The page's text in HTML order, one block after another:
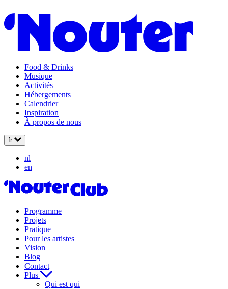
Food & Drinks
Musique
Activités
Hébergements
Calendrier
Inspiration
À propos de nous
fr
nl
en
Programme
Projets
Pratique
Pour les artistes
Vision
Blog
Contact
Plus
Qui est qui